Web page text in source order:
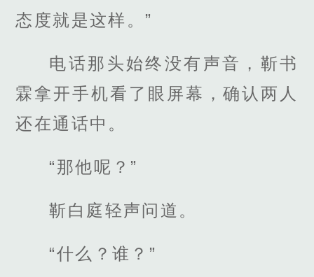
态度就是这样。”
电话那头始终没有声音，靳书
霖拿开手机看了眼屏幕，确认两人
还在通话中。
“那他呢？”
靳白庭轻声问道。
“什么？谁？”